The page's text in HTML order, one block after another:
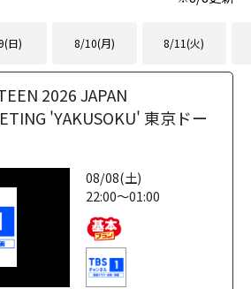
日) 8/10(月) 8/11(火)
2026 JAPAN
'YAKUSOKU' 東京ドー
08/08(土)
22:00～01:00